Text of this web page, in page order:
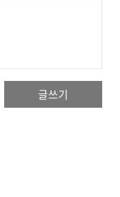
글쓰기